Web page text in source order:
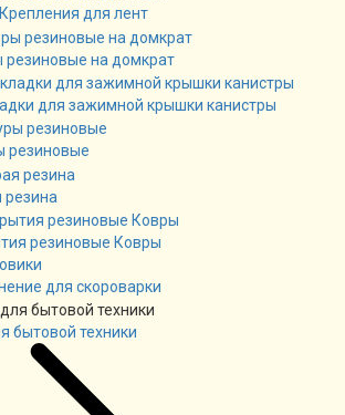
Крепления для лент
резиновые на домкрат
для зажимной крышки канистры
резиновые
резиновые Ковры
для скороварки
бытовой техники